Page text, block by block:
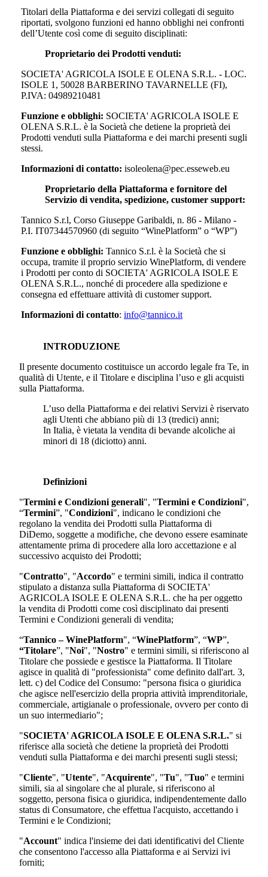
Titolari della Piattaforma e dei servizi collegati di seguito
riportati, svolgono funzioni ed hanno obblighi nei confronti
dell’Utente così come di seguito disciplinati:
Proprietario dei Prodotti venduti:
SOCIETA' AGRICOLA ISOLE E OLENA S.R.L. - LOC.
ISOLE 1, 50028 BARBERINO TAVARNELLE (FI),
P.IVA: 04989210481
Funzione e obblighi: SOCIETA' AGRICOLA ISOLE E
OLENA S.R.L. è la Società che detiene la proprietà dei
Prodotti venduti sulla Piattaforma e dei marchi presenti sugli
stessi.
Informazioni di contatto: isoleolena@pec.esseweb.eu
Proprietario della Piattaforma e fornitore del
Servizio di vendita, spedizione, customer support:
Tannico S.r.l, Corso Giuseppe Garibaldi, n. 86 - Milano -
P.I. IT07344570960 (di seguito “WinePlatform” o “WP”)
Funzione e obblighi: Tannico S.r.l. è la Società che si
occupa, tramite il proprio servizio WinePlatform, di vendere
i Prodotti per conto di SOCIETA' AGRICOLA ISOLE E
OLENA S.R.L., nonché di procedere alla spedizione e
consegna ed effettuare attività di customer support.
Informazioni di contatto: info@tannico.it
INTRODUZIONE
Il presente documento costituisce un accordo legale fra Te, in
qualità di Utente, e il Titolare e disciplina l’uso e gli acquisti
sulla Piattaforma.
L’uso della Piattaforma e dei relativi Servizi è riservato
agli Utenti che abbiano più di 13 (tredici) anni;
In Italia, è vietata la vendita di bevande alcoliche ai
minori di 18 (diciotto) anni.
Definizioni
"Termini e Condizioni generali", "Termini e Condizioni",
“Termini”, "Condizioni", indicano le condizioni che
regolano la vendita dei Prodotti sulla Piattaforma di
DiDemo, soggette a modifiche, che devono essere esaminate
attentamente prima di procedere alla loro accettazione e al
successivo acquisto dei Prodotti;
"Contratto", "Accordo" e termini simili, indica il contratto
stipulato a distanza sulla Piattaforma di SOCIETA'
AGRICOLA ISOLE E OLENA S.R.L. che ha per oggetto
la vendita di Prodotti come così disciplinato dai presenti
Termini e Condizioni generali di vendita;
“Tannico – WinePlatform", “WinePlatform”, “WP”,
“Titolare”, "Noi", "Nostro" e termini simili, si riferiscono al
Titolare che possiede e gestisce la Piattaforma. Il Titolare
agisce in qualità di "professionista" come definito dall'art. 3,
lett. c) del Codice del Consumo: "persona fisica o giuridica
che agisce nell'esercizio della propria attività imprenditoriale,
commerciale, artigianale o professionale, ovvero per conto di
un suo intermediario";
"SOCIETA' AGRICOLA ISOLE E OLENA S.R.L." si
riferisce alla società che detiene la proprietà dei Prodotti
venduti sulla Piattaforma e dei marchi presenti sugli stessi;
"Cliente", "Utente", "Acquirente", "Tu", "Tuo" e termini
simili, sia al singolare che al plurale, si riferiscono al
soggetto, persona fisica o giuridica, indipendentemente dallo
status di Consumatore, che effettua l'acquisto, accettando i
Termini e le Condizioni;
"Account" indica l'insieme dei dati identificativi del Cliente
che consentono l'accesso alla Piattaforma e ai Servizi ivi
forniti;